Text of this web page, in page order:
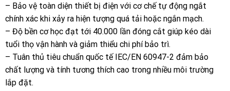
– Bảo vệ toàn diện thiết bị điện với cơ chế tự động ngắt
chính xác khi xảy ra hiện tượng quá tải hoặc ngắn mạch.
– Độ bền cơ học đạt tới 40.000 lần đóng cắt giúp kéo dài
tuổi thọ vận hành và giảm thiểu chi phí bảo trì.
– Tuân thủ tiêu chuẩn quốc tế IEC/EN 60947-2 đảm bảo
chất lượng và tính tương thích cao trong nhiều môi trường
lắp đặt.